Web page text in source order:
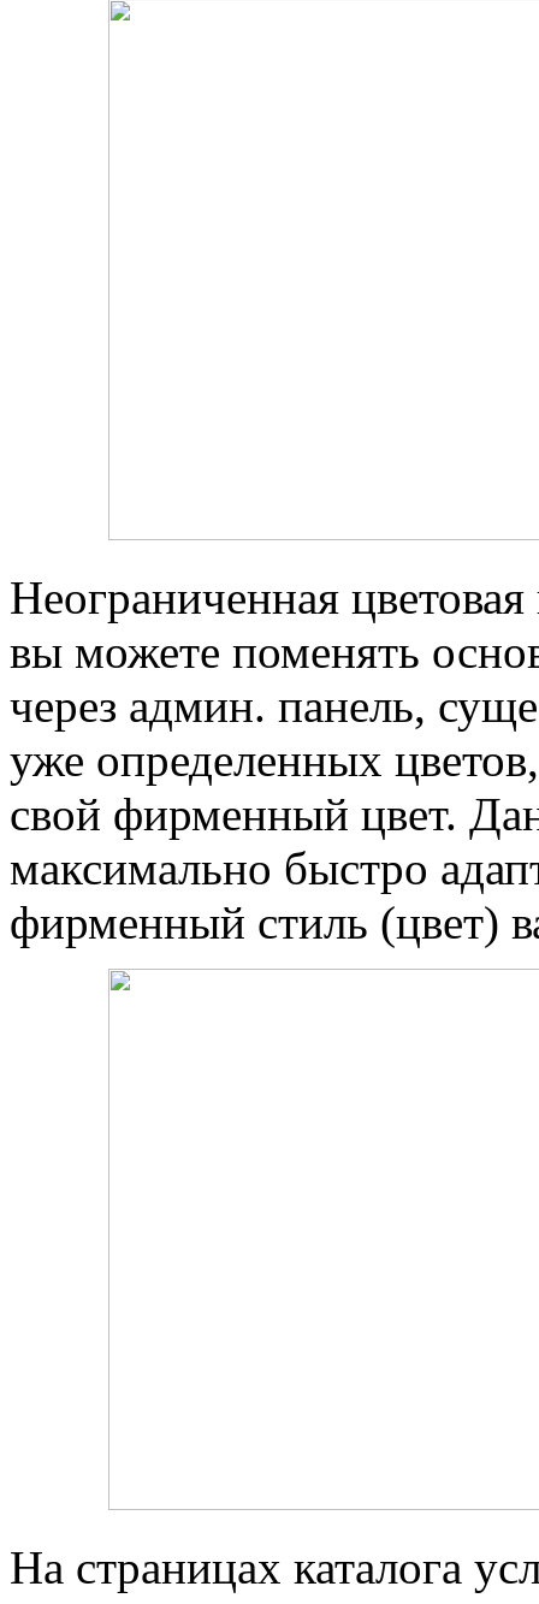
Неограниченная
вы можете поменять
через админ. панель,
уже определенных
свой фирменный цвет.
максимально быстро
фирменный стиль (цвет)
На страницах каталога